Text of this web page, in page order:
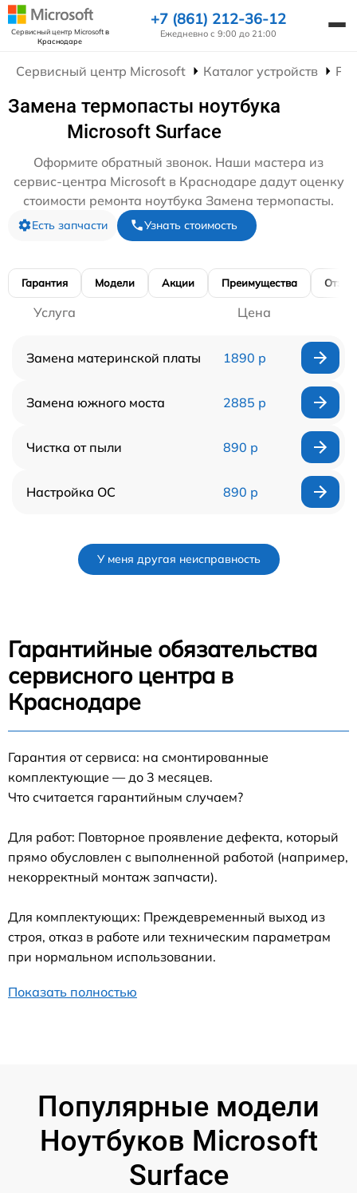
Сервисный центр Microsoftв
Краснодаре
+7 (861) 212-36-12
Ежедневно с 9:00 до 21:00
Сервисный центр Microsoft Каталог устройств
Замена термопасты ноутбука
Microsoft Surface
Оформите обратный звонок. Наши мастера из
сервис-центра Microsoft в Краснодаре дадут оценку
стоимости ремонта ноутбука Замена термопасты.
Есть запчасти Узнать стоимость
Гарантия Модели Акции Преимущества
Услуга Цена
Замена материнской платы 1890 р
Замена южного моста 2885 р
Чистка от пыли 890 р
Настройка ОС 890 р
У меня другая неисправность
Гарантийные обязательства
сервисного центра в
Краснодаре
Гарантия от сервиса: на смонтированные
комплектующие — до 3 месяцев.
Что считается гарантийным случаем?
Для работ: Повторное проявление дефекта, который
прямо обусловлен с выполненной работой (например,
некорректный монтаж запчасти).
Для комплектующих: Преждевременный выход из
строя, отказ в работе или техническим параметрам
при нормальном использовании.
Показать полностью
Популярные модели
Ноутбуков Microsoft
Surface